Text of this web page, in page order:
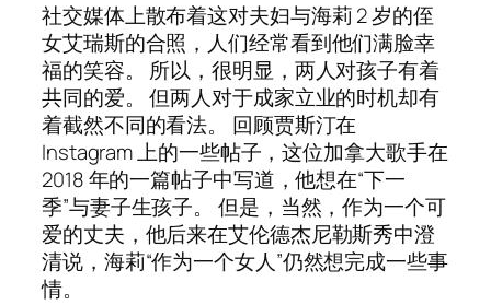
社交媒体上散布着这对夫妇与海莉 2 岁的侄
女艾瑞斯的合照，人们经常看到他们满脸幸
福的笑容。 所以，很明显，两人对孩子有着
共同的爱。 但两人对于成家立业的时机却有
着截然不同的看法。 回顾贾斯汀在
Instagram 上的一些帖子，这位加拿大歌手在
2018 年的一篇帖子中写道，他想在“下一
季”与妻子生孩子。 但是，当然，作为一个可
爱的丈夫，他后来在艾伦德杰尼勒斯秀中澄
清说，海莉“作为一个女人”仍然想完成一些事
情。